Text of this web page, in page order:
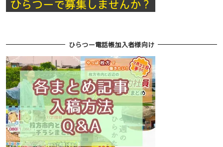
ひらつー電話帳加入者様向け